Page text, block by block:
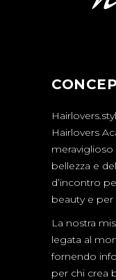
Hairlovers
bellezza e
d’incontro
beauty e per
La nostra
legata al
fornendo
per chi crea